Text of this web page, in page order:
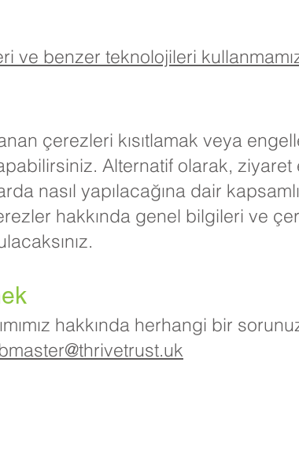
ve benzer teknolojileri
çerezleri kısıtlamak veya
Alternatif olarak,
nasıl yapılacağına dair
hakkında genel bilgileri ve
hakkında herhangi bir